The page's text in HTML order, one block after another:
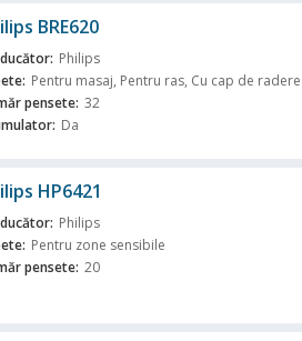
BRE620
Philips
Pentru masaj, Pentru ras, Cu cap de radere
pensete: 32
Da
HP6421
Philips
Pentru zone sensibile
pensete: 20